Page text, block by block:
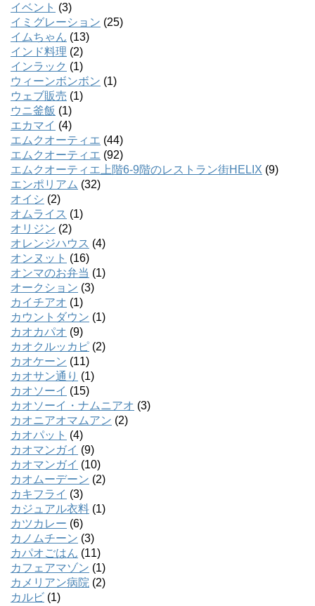
イベント (3)
イミグレーション (25)
イムちゃん (13)
インド料理 (2)
インラック (1)
ウィーンボンボン (1)
ウェブ販売 (1)
ウニ釜飯 (1)
エカマイ (4)
エムクオーティエ (44)
エムクオーティエ (92)
エムクオーティエ上階6-9階のレストラン街HELIX (9)
エンポリアム (32)
オイシ (2)
オムライス (1)
オリジン (2)
オレンジハウス (4)
オンヌット (16)
オンマのお弁当 (1)
オークション (3)
カイチアオ (1)
カウントダウン (1)
カオカパオ (9)
カオクルッカピ (2)
カオケーン (11)
カオサン通り (1)
カオソーイ (15)
カオソーイ・ナムニアオ (3)
カオニアオマムアン (2)
カオパット (4)
カオマンガイ (9)
カオマンガイ (10)
カオムーデーン (2)
カキフライ (3)
カジュアル衣料 (1)
カツカレー (6)
カノムチーン (3)
カパオごはん (11)
カフェアマゾン (1)
カメリアン病院 (2)
カルビ (1)